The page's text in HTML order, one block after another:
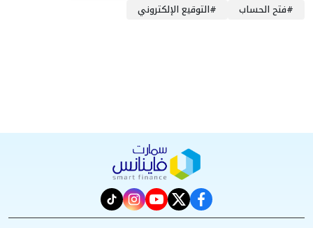
#فتح الحساب #التوقيع الإلكتروني
facebook
twitter
youtube
instagram
tiktok